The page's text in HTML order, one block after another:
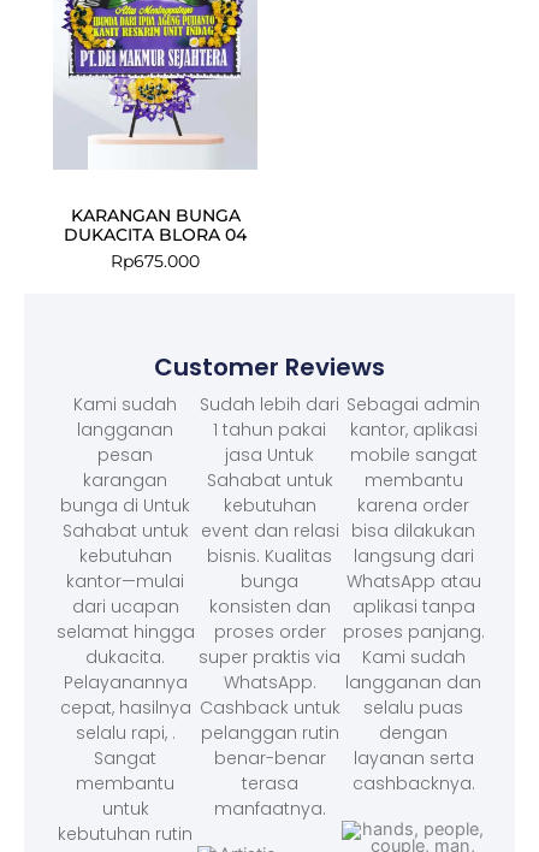
KARANGAN BUNGA
DUKACITA BLORA 04
Rp675.000
Customer Reviews
Kami sudah
langganan
pesan
karangan
bunga di Untuk
Sahabat untuk
kebutuhan
kantor—mulai
dari ucapan
selamat hingga
dukacita.
Pelayanannya
cepat, hasilnya
selalu rapi, .
Sangat
membantu
untuk
kebutuhan rutin
Sudah lebih dari
1 tahun pakai
jasa Untuk
Sahabat untuk
kebutuhan
event dan relasi
bisnis. Kualitas
bunga
konsisten dan
proses order
super praktis via
WhatsApp.
Cashback untuk
pelanggan rutin
benar-benar
terasa
manfaatnya.
Sebagai admin
kantor, aplikasi
mobile sangat
membantu
karena order
bisa dilakukan
langsung dari
WhatsApp atau
aplikasi tanpa
proses panjang.
Kami sudah
langganan dan
selalu puas
dengan
layanan serta
cashbacknya.